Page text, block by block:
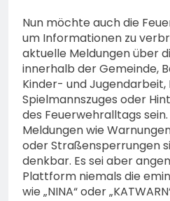
Nun möchte auch die
um Informationen zu
aktuelle Meldungen über
innerhalb der Gemeinde,
Kinder- und Jugendarbeit,
Spielmannszuges oder
des Feuerwehralltags
Meldungen wie
oder Straßensperrungen
denkbar. Es sei aber
Plattform niemals die
wie „NINA“ oder